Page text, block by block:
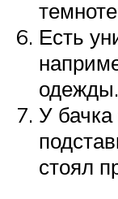
Есть
одежды.
У бачка
стоял